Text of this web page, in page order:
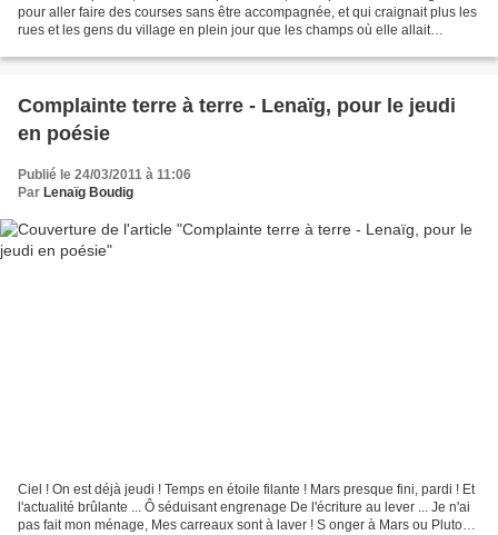
pour aller faire des courses sans être accompagnée, et qui craignait plus les
rues et les gens du village en plein jour que les champs où elle allait
Complainte terre à terre - Lenaïg, pour le jeudi
en poésie
Publié le 24/03/2011 à 11:06
Par Lenaïg Boudig
Ciel ! On est déjà jeudi ! Temps en étoile filante ! Mars presque fini, pardi ! Et
l'actualité brûlante ... Ô séduisant engrenage De l'écriture au lever ... Je n'ai
pas fait mon ménage, Mes carreaux sont à laver ! S onger à Mars ou Pluton,